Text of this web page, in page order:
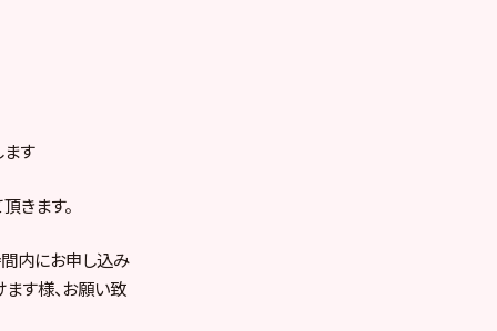
ます
きます。
内にお申し込み
す様、お願い致